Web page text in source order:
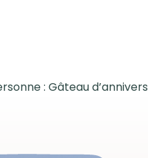
: Gâteau